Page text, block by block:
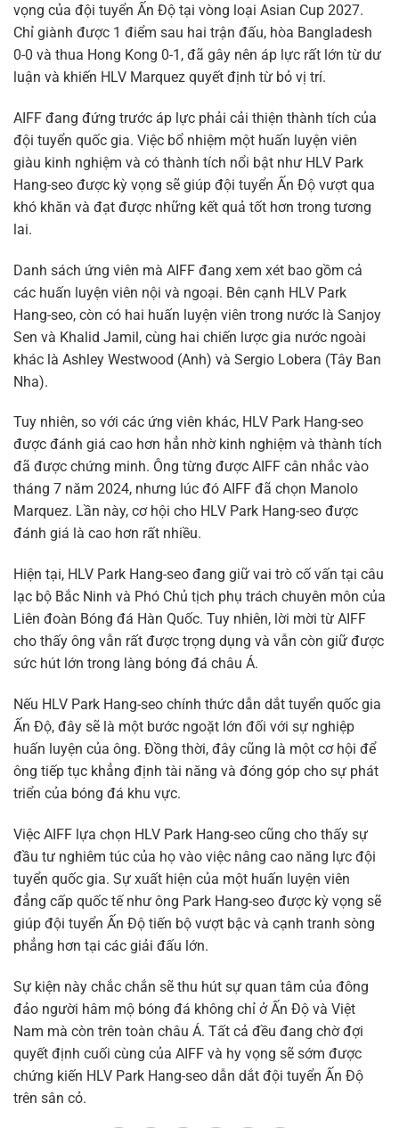
vọng của đội tuyển Ấn Độ tại vòng loại Asian Cup 2027.
Chỉ giành được 1 điểm sau hai trận đấu, hòa Bangladesh
0-0 và thua Hong Kong 0-1, đã gây nên áp lực rất lớn từ dư
luận và khiến HLV Marquez quyết định từ bỏ vị trí.
AIFF đang đứng trước áp lực phải cải thiện thành tích của
đội tuyển quốc gia. Việc bổ nhiệm một huấn luyện viên
giàu kinh nghiệm và có thành tích nổi bật như HLV Park
Hang-seo được kỳ vọng sẽ giúp đội tuyển Ấn Độ vượt qua
khó khăn và đạt được những kết quả tốt hơn trong tương
lai.
Danh sách ứng viên mà AIFF đang xem xét bao gồm cả
các huấn luyện viên nội và ngoại. Bên cạnh HLV Park
Hang-seo, còn có hai huấn luyện viên trong nước là Sanjoy
Sen và Khalid Jamil, cùng hai chiến lược gia nước ngoài
khác là Ashley Westwood (Anh) và Sergio Lobera (Tây Ban
Nha).
Tuy nhiên, so với các ứng viên khác, HLV Park Hang-seo
được đánh giá cao hơn hẳn nhờ kinh nghiệm và thành tích
đã được chứng minh. Ông từng được AIFF cân nhắc vào
tháng 7 năm 2024, nhưng lúc đó AIFF đã chọn Manolo
Marquez. Lần này, cơ hội cho HLV Park Hang-seo được
đánh giá là cao hơn rất nhiều.
Hiện tại, HLV Park Hang-seo đang giữ vai trò cố vấn tại câu
lạc bộ Bắc Ninh và Phó Chủ tịch phụ trách chuyên môn của
Liên đoàn Bóng đá Hàn Quốc. Tuy nhiên, lời mời từ AIFF
cho thấy ông vẫn rất được trọng dụng và vẫn còn giữ được
sức hút lớn trong làng bóng đá châu Á.
Nếu HLV Park Hang-seo chính thức dẫn dắt tuyển quốc gia
Ấn Độ, đây sẽ là một bước ngoặt lớn đối với sự nghiệp
huấn luyện của ông. Đồng thời, đây cũng là một cơ hội để
ông tiếp tục khẳng định tài năng và đóng góp cho sự phát
triển của bóng đá khu vực.
Việc AIFF lựa chọn HLV Park Hang-seo cũng cho thấy sự
đầu tư nghiêm túc của họ vào việc nâng cao năng lực đội
tuyển quốc gia. Sự xuất hiện của một huấn luyện viên
đẳng cấp quốc tế như ông Park Hang-seo được kỳ vọng sẽ
giúp đội tuyển Ấn Độ tiến bộ vượt bậc và cạnh tranh sòng
phẳng hơn tại các giải đấu lớn.
Sự kiện này chắc chắn sẽ thu hút sự quan tâm của đông
đảo người hâm mộ bóng đá không chỉ ở Ấn Độ và Việt
Nam mà còn trên toàn châu Á. Tất cả đều đang chờ đợi
quyết định cuối cùng của AIFF và hy vọng sẽ sớm được
chứng kiến HLV Park Hang-seo dẫn dắt đội tuyển Ấn Độ
trên sân cỏ.